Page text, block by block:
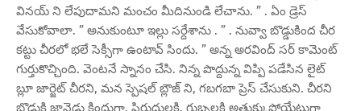
వినయ్ ని లేపుదామని మంచం మీదినుండి లేచాను. ” . ఏం డ్రెస్
వేసుకోవాలా. ” అనుకుంటూ ఇల్లు సర్దేశాను . ” . నువ్వా బొడ్డుకింద చీర
కట్టు చీరలో భలే సెక్సీగా ఉంటావ్ సిందు. ” అన్న అరవింద్ సర్ కామెంట్
గుర్తుకొచ్చింది. వెంటనే స్నానం చేసి. నిన్న పొద్దున్న విప్పి పడేసిన లైట్
బ్లూ జార్జెట్ చీరని, మన స్పెషల్ బ్లౌజ్ ని, గబగబా ప్రెస్ చేసుకుని. చీరని
బొడ్డుకి జానెడు కిందుగా. పిరుదులకి. గుబ్బలకి అతుక్కుపోయేట్లుగా